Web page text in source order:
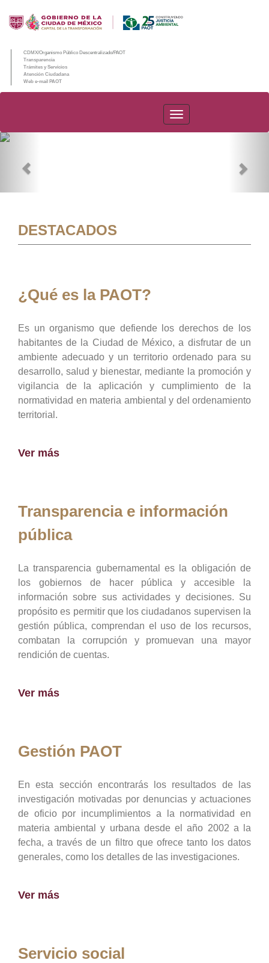
CDMX/Organismo Público Descentralizado/PAOT
Transparencia
Trámites y Servicios
Atención Ciudadana
Web e-mail PAOT
PAOT
DESTACADOS
¿Qué es la PAOT?
Es un organismo que defiende los derechos de los
habitantes de la Ciudad de México, a disfrutar de un
ambiente adecuado y un territorio ordenado para su
desarrollo, salud y bienestar, mediante la promoción y
vigilancia de la aplicación y cumplimiento de la
normatividad en materia ambiental y del ordenamiento
territorial.
Ver más
Transparencia e información
pública
La transparencia gubernamental es la obligación de
los gobiernos de hacer pública y accesible la
información sobre sus actividades y decisiones. Su
propósito es permitir que los ciudadanos supervisen la
gestión pública, comprendan el uso de los recursos,
combatan la corrupción y promuevan una mayor
rendición de cuentas.
Ver más
Gestión PAOT
En esta sección encontrarás los resultados de las
investigación motivadas por denuncias y actuaciones
de oficio por incumplimientos a la normatividad en
materia ambiental y urbana desde el año 2002 a la
fecha, a través de un filtro que ofrece tanto los datos
generales, como los detalles de las investigaciones.
Ver más
Servicio social